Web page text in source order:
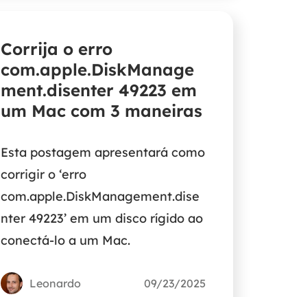
Corrija o erro
com.apple.DiskManage
ment.disenter 49223 em
um Mac com 3 maneiras
Esta postagem apresentará como
corrigir o ‘erro
com.apple.DiskManagement.dise
nter 49223’ em um disco rígido ao
conectá-lo a um Mac.
Leonardo 09/23/2025